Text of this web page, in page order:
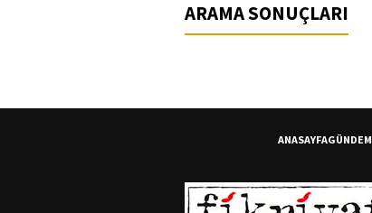
ARAMA SONUÇLARI
ANASAYFAGÜNDEM